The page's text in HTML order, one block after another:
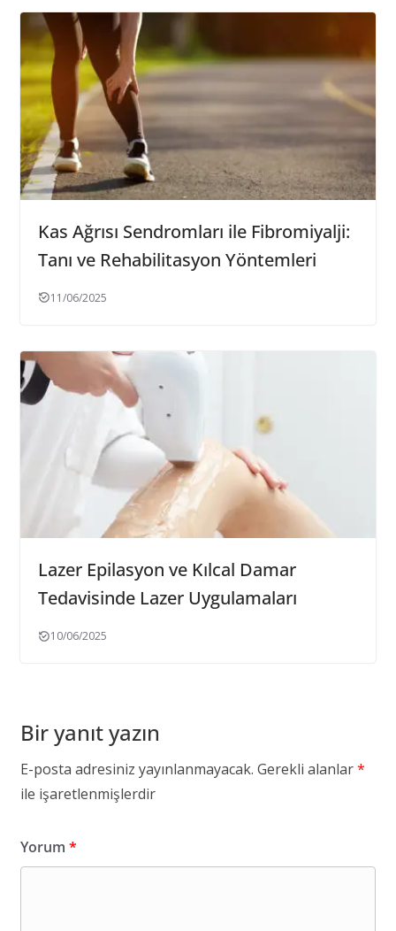
Kas Ağrısı Sendromları ile Fibromiyalji:
Tanı ve Rehabilitasyon Yöntemleri
11/06/2025
Lazer Epilasyon ve Kılcal Damar
Tedavisinde Lazer Uygulamaları
10/06/2025
Bir yanıt yazın
E-posta adresiniz yayınlanmayacak. Gerekli alanlar*
ile işaretlenmişlerdir
Yorum *